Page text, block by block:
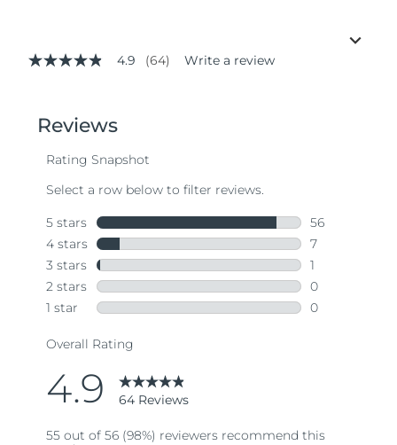
4.9
stars,
average
value.
Same
page
link.
4.9 (64) Write a review